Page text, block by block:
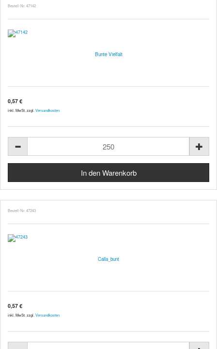
Bestell-Nr. 47142
Bunte Vielfalt
0,57 €
inkl. MwSt. zzgl. Versandkosten
Bestell-Nr. 47243
Calla_bunt
0,57 €
inkl. MwSt. zzgl. Versandkosten